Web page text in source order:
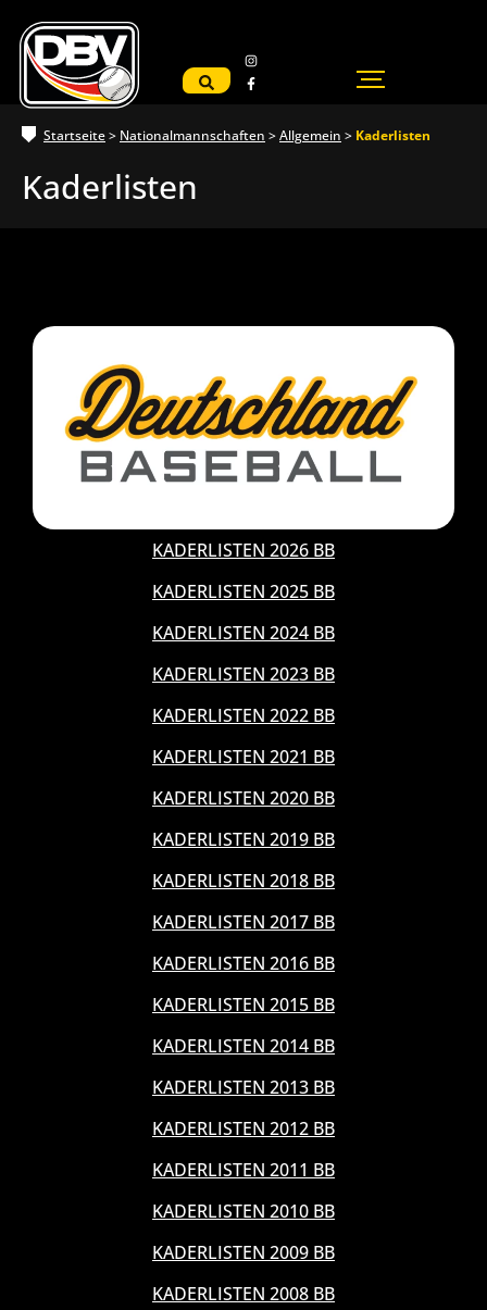
Startseite> Nationalmannschaften >Allgemein > Kaderlisten
Kaderlisten
KADERLISTEN 2026 BB
KADERLISTEN 2025 BB
KADERLISTEN 2024 BB
KADERLISTEN 2023 BB
KADERLISTEN 2022 BB
KADERLISTEN 2021 BB
KADERLISTEN 2020 BB
KADERLISTEN 2019 BB
KADERLISTEN 2018 BB
KADERLISTEN 2017 BB
KADERLISTEN 2016 BB
KADERLISTEN 2015 BB
KADERLISTEN 2014 BB
KADERLISTEN 2013 BB
KADERLISTEN 2012 BB
KADERLISTEN 2011 BB
KADERLISTEN 2010 BB
KADERLISTEN 2009 BB
KADERLISTEN 2008 BB